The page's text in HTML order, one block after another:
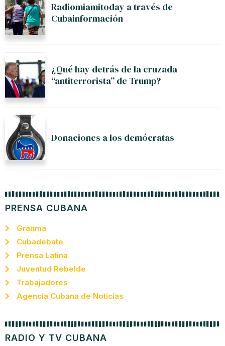
Radiomiamitoday a través de
Cubainformación
¿Qué hay detrás de la cruzada
“antiterrorista” de Trump?
Donaciones a los demócratas
PRENSA CUBANA
Granma
Cubadebate
Prensa Latina
Juventud Rebelde
Trabajadores
Agencia Cubana de Noticias
RADIO Y TV CUBANA